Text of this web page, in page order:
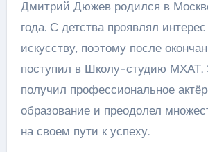
Дмитрий Дюжев родился в
года. С детства проявлял
искусству, поэтому после
поступил в Школу-студию МХАТ.
получил профессиональное
образование и преодолел
на своем пути к успеху.